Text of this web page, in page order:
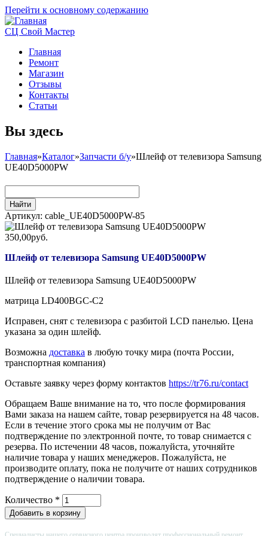
Перейти к основному содержанию
СЦ Свой Мастер
Главная
Ремонт
Магазин
Отзывы
Контакты
Статьи
Вы здесь
Главная»Каталог»Запчасти б/у»Шлейф от телевизора Samsung
UE40D5000PW
Артикул: cable_UE40D5000PW-85
350,00руб.
Шлейф от телевизора Samsung UE40D5000PW
Шлейф от телевизора Samsung UE40D5000PW
матрица LD400BGC-C2
Исправен, снят с телевизора с разбитой LCD панелью. Цена
указана за один шлейф.
Возможна доставка в любую точку мира (почта России,
транспортная компания)
Оставьте заявку через форму контактов https://tr76.ru/contact
Обращаем Ваше внимание на то, что после формирования
Вами заказа на нашем сайте, товар резервируется на 48 часов.
Если в течение этого срока мы не получим от Вас
подтверждение по электронной почте, то товар снимается с
резерва. По истечении 48 часов, пожалуйста, уточняйте
наличие товара у наших менеджеров. Пожалуйста, не
производите оплату, пока не получите от наших сотрудников
подтверждение о наличии товара.
Количество *